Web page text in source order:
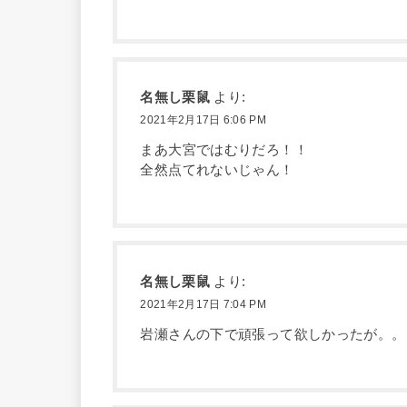
名無し栗鼠 より:
2021年2月17日 6:06 PM
まあ大宮ではむりだろ！！
全然点てれないじゃん！
名無し栗鼠 より:
2021年2月17日 7:04 PM
岩瀬さんの下で頑張って欲しかったが。